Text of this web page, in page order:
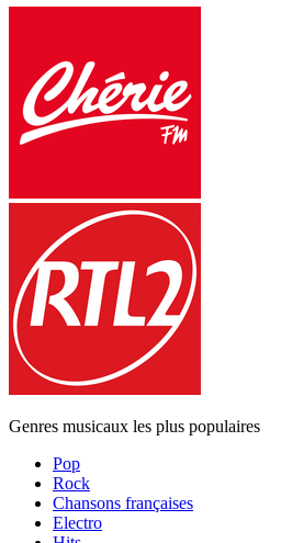
Genres musicaux les plus populaires
Pop
Rock
Chansons françaises
Electro